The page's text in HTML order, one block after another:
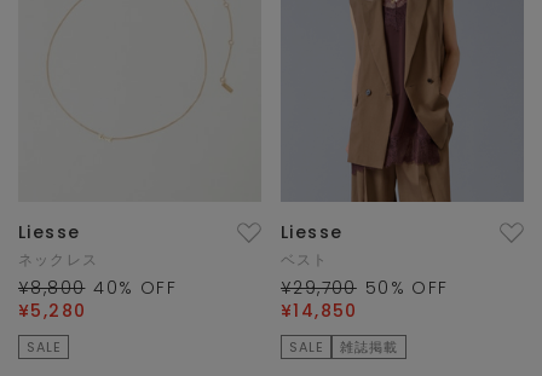
Liesse
ネックレス
¥8,800 40% OFF
¥5,280
SALE
Liesse
ベスト
¥29,700 50 % OFF
¥14,850
SALE 雑誌掲載